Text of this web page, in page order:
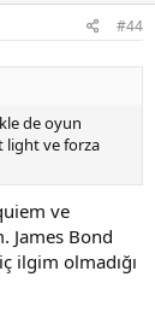
Engine
indirip
komutu
yazan
Yani
aynı şekilde
#44
de oyun
light ve forza
ve
James Bond
ilgim olmadığı